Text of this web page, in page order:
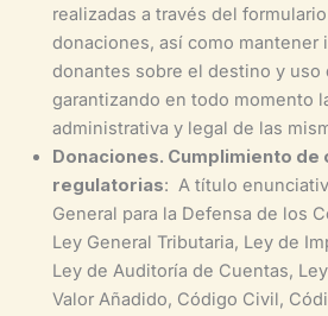
realizadas a través del
donaciones, así como mantener
donantes sobre el destino y uso
garantizando en todo momento
administrativa y legal de las
Donaciones. Cumplimiento
regulatorias: A título
General para la Defensa de los
Ley General Tributaria, Ley de
Ley de Auditoría de Cuentas,
Valor Añadido, Código Civil,